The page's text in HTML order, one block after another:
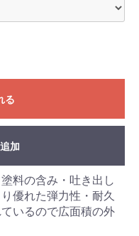
る
加
料の含み・吐き出し
優れた弾力性・耐久
いるので広面積の外